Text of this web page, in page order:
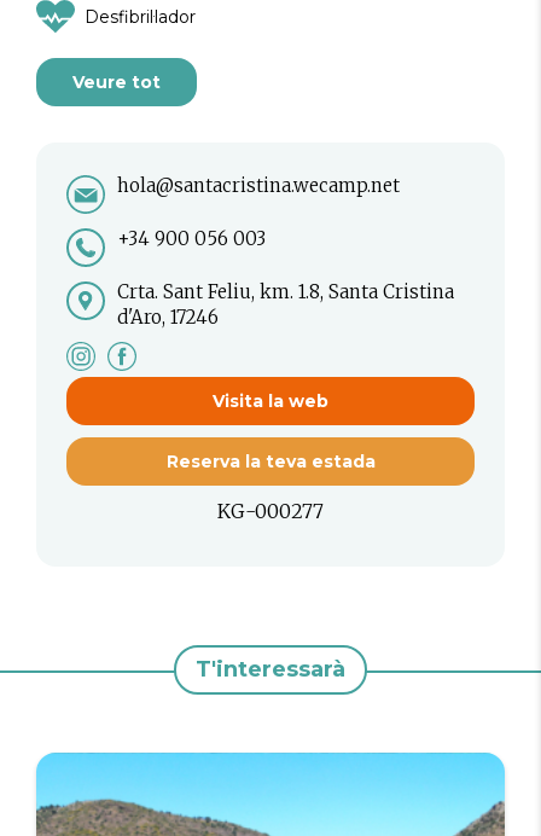
Desfibril·lador
Veure tot
hola@santacristina.wecamp.net
+34 900 056 003
Crta. Sant Feliu, km. 1.8, Santa Cristina
d'Aro, 17246
Visita la web
Reserva la teva estada
KG-000277
T'interessarà